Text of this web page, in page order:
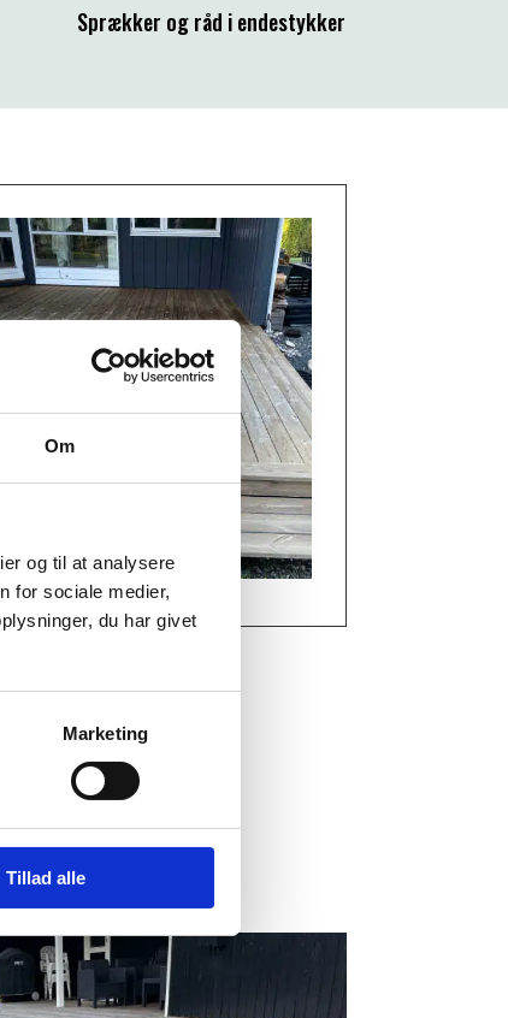
Om
og til at analysere
for sociale medier,
du har givet
Marketing
Tillad alle
Sprækker og råd i endestykker
eksisterende.